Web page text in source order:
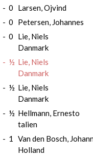
- 0
Larsen, Ojvind
- 0
Petersen, Johannes
- 0
Lie, Niels
Danmark
- ½ Lie, Niels
Danmark
- ½ Lie, Niels
Danmark
- ½ Hellmann, Ernesto
talien
- 1
Van den Bosch,
Holland